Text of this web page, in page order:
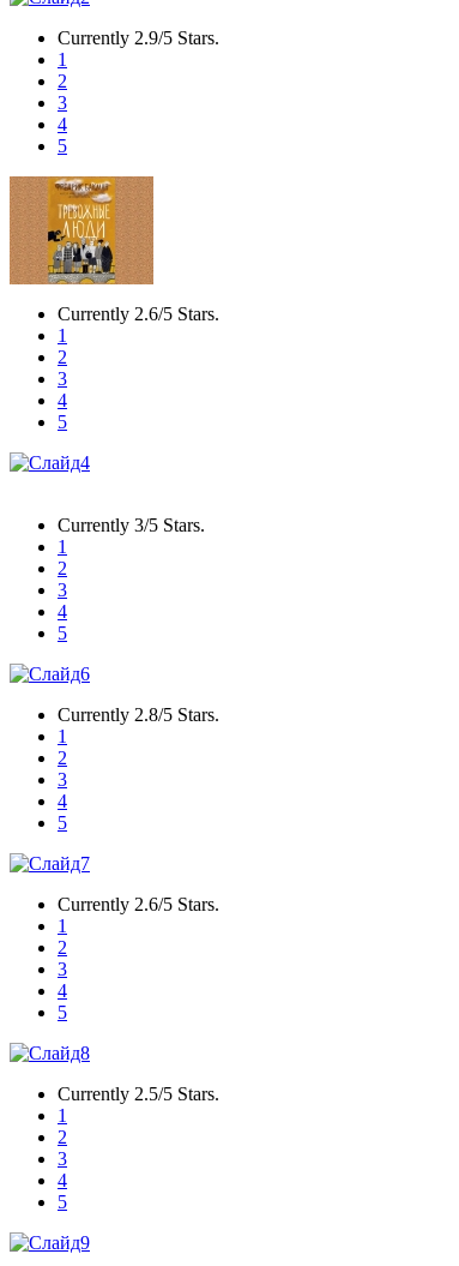
Currently 2.9/5 Stars.
1
2
3
4
5
Currently 2.6/5 Stars.
1
2
3
4
5
Currently 3/5 Stars.
1
2
3
4
5
Currently 2.8/5 Stars.
1
2
3
4
5
Currently 2.6/5 Stars.
1
2
3
4
5
Currently 2.5/5 Stars.
1
2
3
4
5